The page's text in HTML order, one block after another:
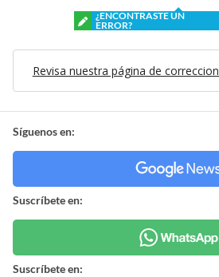
¿ENCONTRASTE UN
ERROR?
Revisa nuestra página de
Síguenos en:
Suscríbete en:
Suscríbete en: